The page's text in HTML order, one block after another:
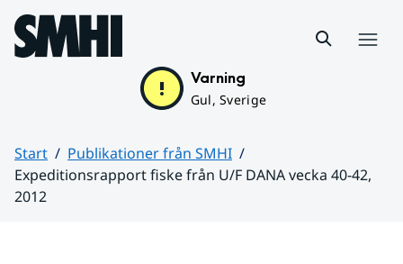
Hoppa till sidans innehåll
Varning
Gul, Sverige
Start
Publikationer från SMHI
Expeditionsrapport fiske från U/F DANA vecka 40-42,
2012